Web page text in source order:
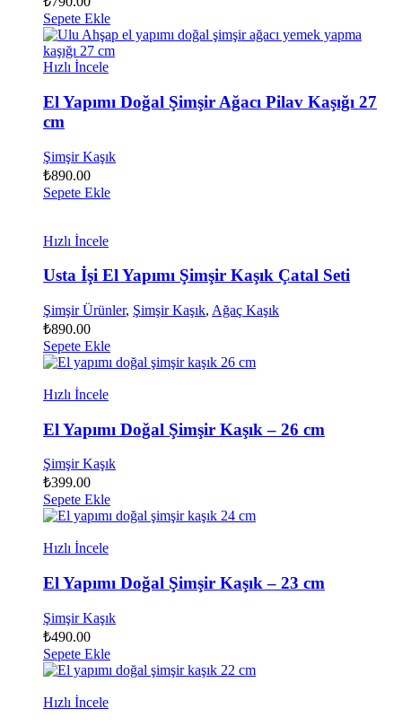
Sepete Ekle
Hızlı İncele
El Yapımı Doğal Şimşir Ağacı Pilav Kaşığı 27
cm
Şimşir Kaşık
₺890.00
Sepete Ekle
Hızlı İncele
Usta İşi El Yapımı Şimşir Kaşık Çatal Seti
Şimşir Ürünler, Şimşir Kaşık, Ağaç Kaşık
₺890.00
Sepete Ekle
Hızlı İncele
El Yapımı Doğal Şimşir Kaşık – 26 cm
Şimşir Kaşık
₺399.00
Sepete Ekle
Hızlı İncele
El Yapımı Doğal Şimşir Kaşık – 23 cm
Şimşir Kaşık
₺490.00
Sepete Ekle
Hızlı İncele